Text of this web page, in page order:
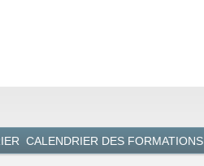
CALENDRIER DES FORMATIONS